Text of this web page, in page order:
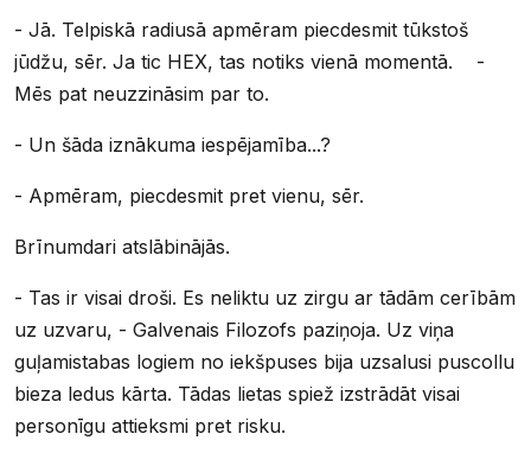
- Jā. Telpiskā radiusā apmēram piecdesmit tūkstoš
jūdžu, sēr. Ja tic HEX, tas notiks vienā momentā. -
Mēs pat neuzzināsim par to.
- Un šāda iznākuma iespējamība...?
- Apmēram, piecdesmit pret vienu, sēr.
Brīnumdari atslābinājās.
- Tas ir visai droši. Es neliktu uz zirgu ar tādām cerībām
uz uzvaru, - Galvenais Filozofs paziņoja. Uz viņa
guļamistabas logiem no iekšpuses bija uzsalusi puscollu
bieza ledus kārta. Tādas lietas spiež izstrādāt visai
personīgu attieksmi pret risku.